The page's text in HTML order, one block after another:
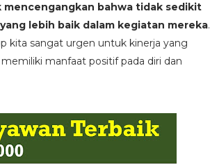
bahwa tidak sedikit
lebih baik dalam kegiatan mereka.
kita sangat urgen untuk kinerja yang
manfaat positif pada diri dan